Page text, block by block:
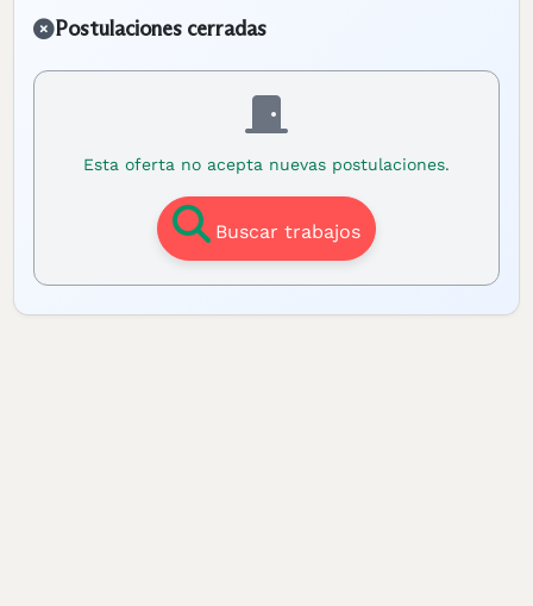
Postulaciones cerradas
Esta oferta no acepta nuevas postulaciones.
Buscar trabajos